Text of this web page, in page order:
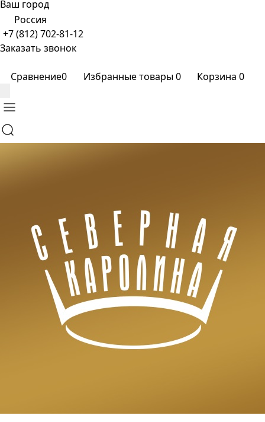
Ваш город
Россия
+7 (812) 702-81-12
Заказать звонок
Сравнение0 Избранные товары0 Корзина 0